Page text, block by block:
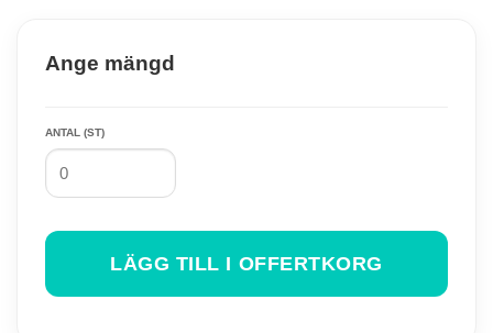
Ange mängd
ANTAL (ST)
LÄGG TILL I OFFERTKORG